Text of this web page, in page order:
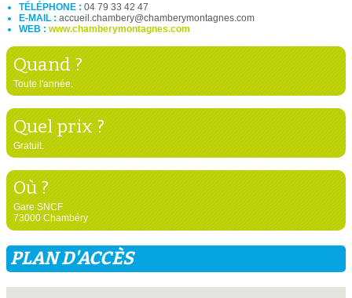
TÉLÉPHONE : 04 79 33 42 47
E-MAIL : accueil.chambery@chamberymontagnes.com
WEB : www.chamberymontagnes.com
Quand ?
Toute l'année.
Quel prix ?
Gratuit.
Où ?
Gare SNCF
73000 Chambéry
PLAN D'ACCÈS